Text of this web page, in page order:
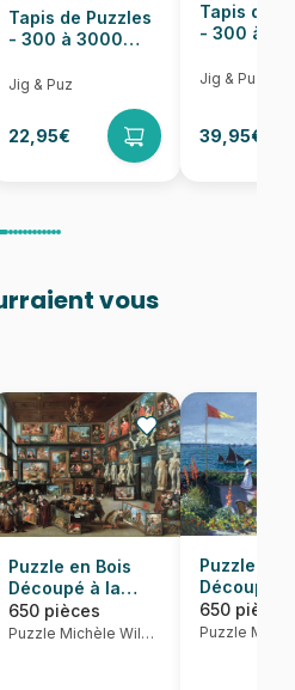
Tapis de Puzzles
- 300 à 3000
Jig & Puz
22,95€
Tapis de
- 300 à
Jig & Puz
39,95€
vous
Puzzle en Bois
Découpé à la
Main - La Galerie
De Cornelis
650 pièces
Puzzle Michèle Wilson
Puzzle en
Découpé
Main -
Sainte
650 pièces